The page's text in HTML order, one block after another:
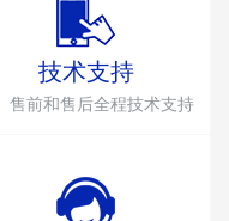
技术支持
售前和售后全程技术支持